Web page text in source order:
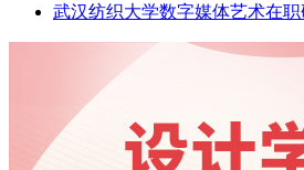
武汉纺织大学数字媒体艺术在职